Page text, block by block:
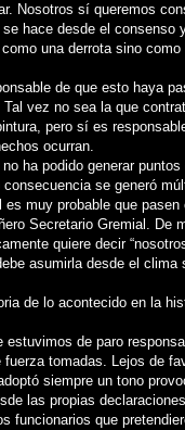
Nosotros sí queremos
hace desde el consenso
una derrota sino
de que esto haya
vez no sea la que
pero sí es
ocurran.
ha podido generar
se generó
es muy probable que
Secretario Gremial. De
quiere decir
asumirla desde el clima
de lo acontecido en la
estuvimos de paro
tomadas. Lejos de
siempre un tono
las propias
funcionarios que